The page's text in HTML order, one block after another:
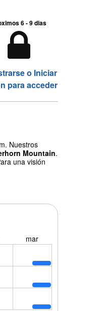
6 - 9 dias
o Iniciar
para acceder
Nuestros
Mountain.
una visión